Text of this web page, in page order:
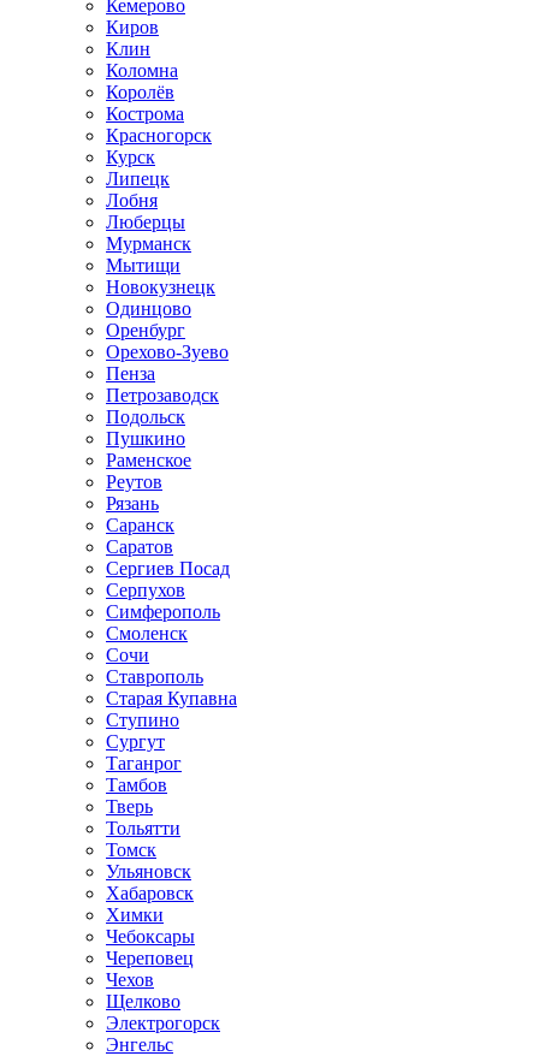
Кемерово
Киров
Клин
Коломна
Королёв
Кострома
Красногорск
Курск
Липецк
Лобня
Люберцы
Мурманск
Мытищи
Новокузнецк
Одинцово
Оренбург
Орехово-Зуево
Пенза
Петрозаводск
Подольск
Пушкино
Раменское
Реутов
Рязань
Саранск
Саратов
Сергиев Посад
Серпухов
Симферополь
Смоленск
Сочи
Ставрополь
Старая Купавна
Ступино
Сургут
Таганрог
Тамбов
Тверь
Тольятти
Томск
Ульяновск
Хабаровск
Химки
Чебоксары
Череповец
Чехов
Щелково
Электрогорск
Энгельс